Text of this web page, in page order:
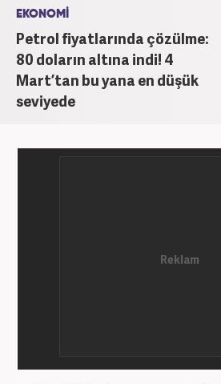
EKONOMİ
Petrol fiyatlarında çözülme:
80 doların altına indi! 4
Mart’tan bu yana en düşük
seviyede